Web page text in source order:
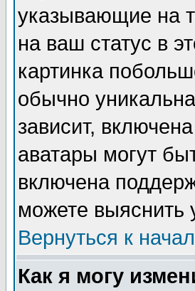
указывающие на
на ваш статус в
картинка
обычно
зависит,
аватары могут
включена
можете выяснить
Вернуться к
Как я могу